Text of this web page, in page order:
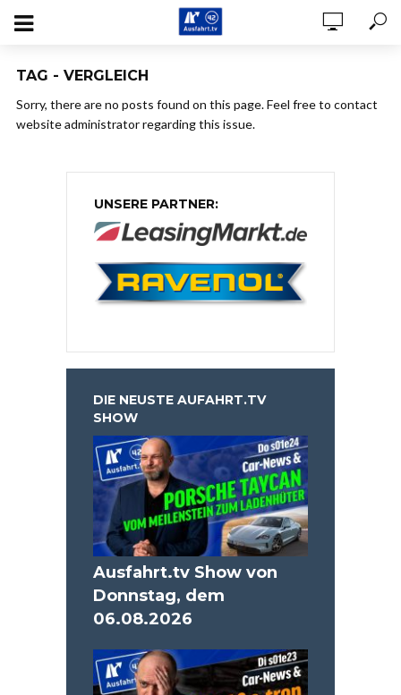
TAG - VERGLEICH
Sorry, there are no posts found on this page. Feel free to contact
website administrator regarding this issue.
UNSERE PARTNER:
DIE NEUSTE AUFAHRT.TV
SHOW
Ausfahrt.tv Show von
Donnstag, dem
06.08.2026